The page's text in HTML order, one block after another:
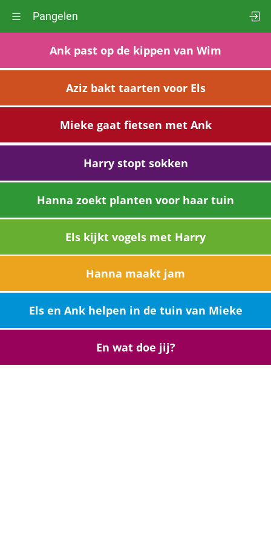
Pangelen
Ank past op de kippen van Wim
Aziz bakt taarten voor Els
Mieke gaat fietsen met Ank
Harry stopt sokken
Hanna zoekt planten voor haar tuin
Els kijkt vogels met Harry
Hanna maakt jam
Els en Ank helpen in de tuin van Mieke
En wat doe jij?